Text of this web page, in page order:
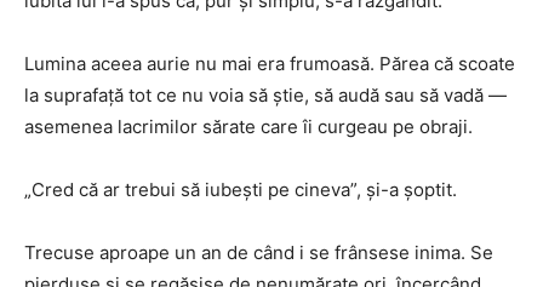
Lumina aceea aurie nu mai era frumoasă. Părea că scoate
la suprafață tot ce nu voia să știe, să audă sau să vadă —
asemenea lacrimilor sărate care îi curgeau pe obraji.
„Cred că ar trebui să iubești pe cineva”, și-a șoptit.
Trecuse aproape un an de când i se frânsese inima. Se